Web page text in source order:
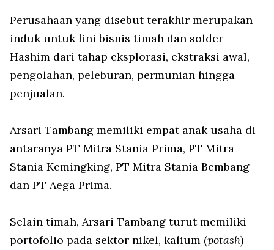
Perusahaan yang disebut terakhir merupakan
induk untuk lini bisnis timah dan solder
Hashim dari tahap eksplorasi, ekstraksi awal,
pengolahan, peleburan, permunian hingga
penjualan.
Arsari Tambang memiliki empat anak usaha di
antaranya PT Mitra Stania Prima, PT Mitra
Stania Kemingking, PT Mitra Stania Bembang
dan PT Aega Prima.
Selain timah, Arsari Tambang turut memiliki
portofolio pada sektor nikel, kalium (potash)